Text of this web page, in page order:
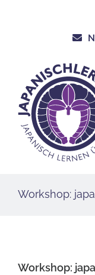
Workshop:
Workshop: